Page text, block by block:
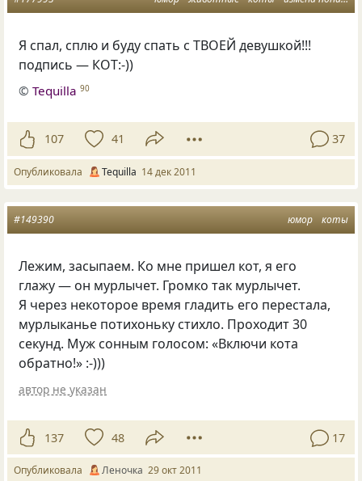
Я спал, сплю и буду спать с ТВОЕЙ девушкой!!!
подпись — КОТ:-))
©Tequilla 90
107 41 37
Опубликовала Tequilla 14 дек 2011
юмор коты
#149390
Лежим, засыпаем. Ко мне пришел кот, я его
глажу — он мурлычет. Громко так мурлычет.
Я через некоторое время гладить его перестала,
мурлыканье потихоньку стихло. Проходит 30
секунд. Муж сонным голосом: «Включи кота
обратно!» :-)))
автор не указан
137 48 17
Опубликовала Леночка 29 окт 2011